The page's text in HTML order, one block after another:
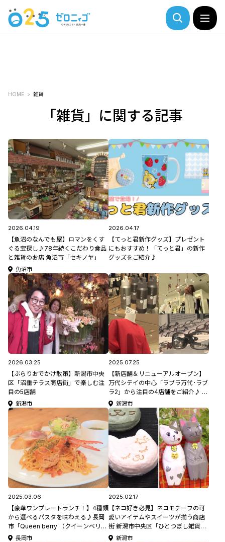
HOME 雑貨
「雑貨」に関する記事
2026.04.19
【魚沼のなんでも屋】ロマンをくす
ぐる宝探し♪78年続くこだわり食品
と雑貨のお店 魚沼市「セキノヤ」
魚沼市
2026.04.17
【てっと君新作グッズ】プレゼント
にもおすすめ！「てっと君」の新作
グッズをご紹介♪
2026.03.25
【ぶらりおでかけ散策】新潟市中央
区「沼垂テラス商店街」で楽しむ注
目の5店舗
新潟市
2025.07.25
【新店舗＆リニューアルオープン】
万代シテイの中心「ラブラ万代･ラブ
ラ2」から注目の4店舗をご紹介♪ #
新潟県初出店
新潟市
2025.03.06
【豪華ワンプレートランチ！】4種類
から選べるパスタを味わえる♪長岡
市「Queen berry （クイーンベリ
ー）」
長岡市
2025.02.17
【ネコ好き必見】ネコモチーフの可
愛いアイテムやスイーツが揃う商店
街 新潟市中央区「ひとつぼし雑貨
店」/「Ruruck Kitchen」【オジ旅】
新潟市